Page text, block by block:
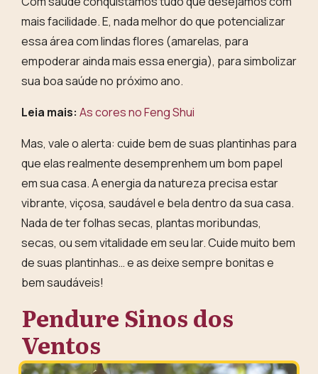
mais facilidade.E, nada melhor do que potencializar
essa área com lindas flores (amarelas, para
empoderar ainda mais essa energia), para simbolizar
sua boa saúde no próximo ano.
Leia mais: As cores no Feng Shui
Mas, vale o alerta: cuide bem de suas plantinhas para
que elas realmente desemprenhem um bom papel
em sua casa.A energia da natureza precisa estar
vibrante, viçosa, saudável e bela dentro da sua casa.
Nada de ter folhas secas, plantas moribundas,
secas, ou sem vitalidade em seu lar. Cuide muito bem
de suas plantinhas… e as deixe sempre bonitas e
bem saudáveis!
Pendure Sinos dos
Ventos